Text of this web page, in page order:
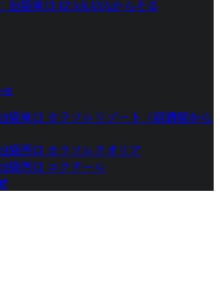
池袋東口 IZAKAYAからそる
袋東口 カラソルリゾート（居酒屋から
袋西口 カラソルクオリア
袋西口 コクテール